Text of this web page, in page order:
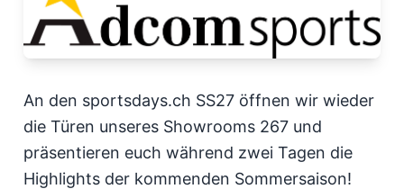
An den sportsdays.ch SS27 öffnen wir wieder
die Türen unseres Showrooms 267 und
präsentieren euch während zwei Tagen die
Highlights der kommenden Sommersaison!